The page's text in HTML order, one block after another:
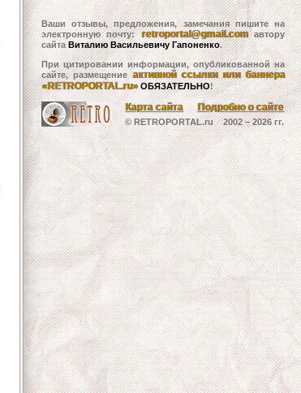
Ваши отзывы, предложения, замечания пишите на
электронную почту:retroportal@gmail.comавтору
сайтаВиталию Васильевичу Гапоненко.
При цитировании информации, опубликованной на
сайте, размещениеактивной ссылки или баннера
«RETROPORTAL.ru» ОБЯЗАТЕЛЬНО!
Карта сайта Подробно о сайте
© RETROPORTAL.ru 2002 –2026 гг.